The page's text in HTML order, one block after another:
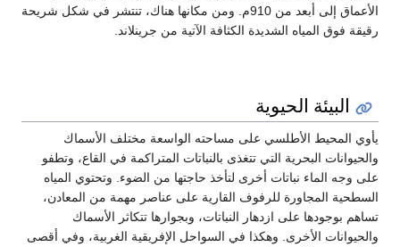
الأعماق إلى أبعد من 910م. ومن مكانها هناك، تنتشر في شكل شريحة
رقيقة فوق المياه الشديدة الكثافة الآتية من جرينلاند.
البيئة الحيوية
يأوي المحيط الأطلسي على مساحته الواسعة مختلف الأسماك
والحيوانات البحرية التي تتغذى بالنباتات المتراكمة في القاع، وتطفو
على وجه الماء نباتات أخرى لتأخذ حاجتها من الضوء. وتحتوي المياه
السطحية المجاورة للرفوف القارية على عناصر مهمة من المعادن،
تساهم بوجودها على ازدهار النباتات، وبجوارها تتكاثر الأسماك
والحيوانات الأخرى. وهكذا في السواحل الإفريقية الغربية، وفي أقصى